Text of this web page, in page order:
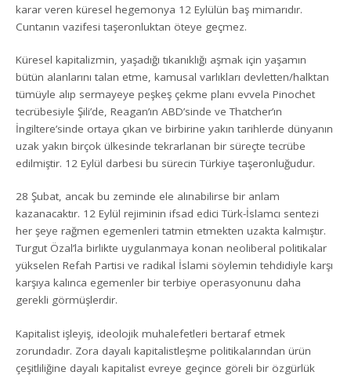
karar veren küresel hegemonya 12 Eylülün baş mimarıdır.
Cuntanın vazifesi taşeronluktan öteye geçmez.
Küresel kapitalizmin, yaşadığı tıkanıklığı aşmak için yaşamın
bütün alanlarını talan etme, kamusal varlıkları devletten/halktan
tümüyle alıp sermayeye peşkeş çekme planı evvela Pinochet
tecrübesiyle Şili’de, Reagan’ın ABD’sinde ve Thatcher’ın
İngiltere’sinde ortaya çıkan ve birbirine yakın tarihlerde dünyanın
uzak yakın birçok ülkesinde tekrarlanan bir süreçte tecrübe
edilmiştir. 12 Eylül darbesi bu sürecin Türkiye taşeronluğudur.
28 Şubat, ancak bu zeminde ele alınabilirse bir anlam
kazanacaktır. 12 Eylül rejiminin ifsad edici Türk-İslamcı sentezi
her şeye rağmen egemenleri tatmin etmekten uzakta kalmıştır.
Turgut Özal’la birlikte uygulanmaya konan neoliberal politikalar
yükselen Refah Partisi ve radikal İslami söylemin tehdidiyle karşı
karşıya kalınca egemenler bir terbiye operasyonunu daha
gerekli görmüşlerdir.
Kapitalist işleyiş, ideolojik muhalefetleri bertaraf etmek
zorundadır. Zora dayalı kapitalistleşme politikalarından ürün
çeşitliliğine dayalı kapitalist evreye geçince göreli bir özgürlük